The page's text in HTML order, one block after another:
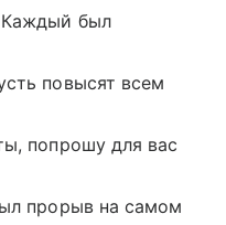
был
повысят всем
попрошу для вас
прорыв на самом